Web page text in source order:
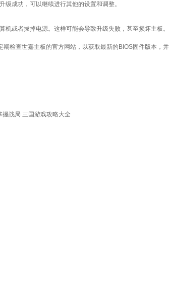
成功，可以继续进行其他的设置和调整。
或者拔掉电源。这样可能会导致升级失败，甚至损坏主板。
检查世嘉主板的官方网站，以获取最新的BIOS固件版本，并
握战局 三国游戏攻略大全